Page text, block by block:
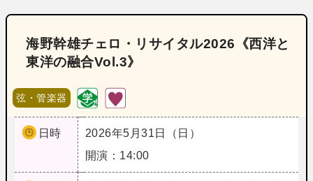
海野幹雄チェロ・リサイタル2026《西洋と
東洋の融合Vol.3》
弦・管楽器
日時
2026年5月31日（日）
開演：14:00